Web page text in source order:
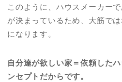
このように、ハウスメーカー
が決まっているため、大筋で
になります。
自分達が欲しい家＝依頼した
ンセプトだからです。